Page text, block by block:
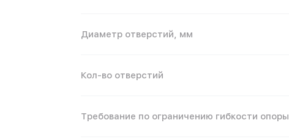
Диаметр отверстий, мм
Кол-во отверстий
Требование по ограничению гибкости опоры